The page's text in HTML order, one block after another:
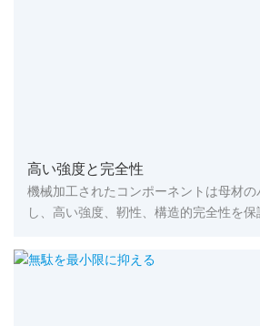
高い強度と完全性
機械加工されたコンポーネントは母材
し、高い強度、靭性、構造的完全性を保